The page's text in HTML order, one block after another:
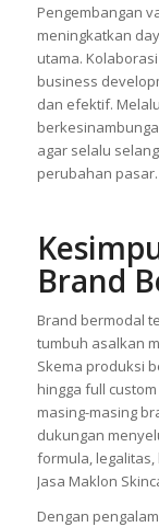
Pengembangan
meningkatkan
utama.
business
dan efektif.
agar selalu
perubahan pasar.
Brand
Brand bermodal
tumbuh asalkan
Skema produksi
hingga full
masing-masing
dukungan
formula,
Jasa Maklon
Dengan